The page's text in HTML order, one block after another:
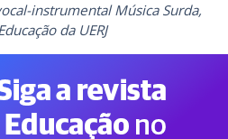
instrumental Música Surda,
da UERJ